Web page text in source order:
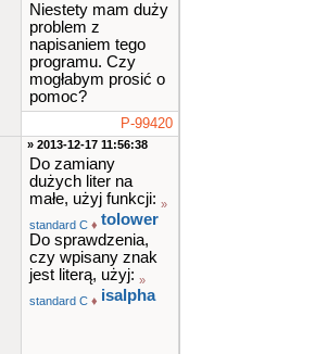
Niestety mam duży
problem z
napisaniem tego
programu. Czy
mogłabym prosić o
pomoc?
P-99420
» 2013-12-17 11:56:38
Do zamiany
dużych liter na
małe, użyj funkcji: »
standard C ♦ tolower
Do sprawdzenia,
czy wpisany znak
jest literą, użyj: »
standard C ♦ isalpha